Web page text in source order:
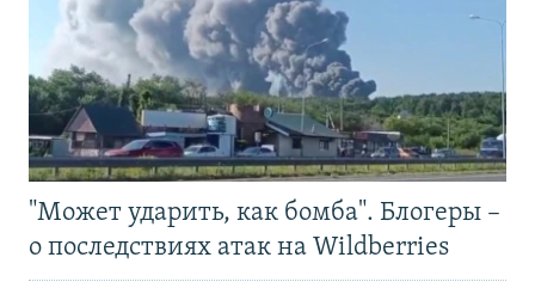
"Может ударить, как бомба". Блогеры –
о последствиях атак на Wildberries